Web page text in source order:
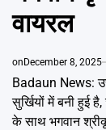
वायरल
onDecember 8, 2025
Badaun News:
सुर्खियों में बनी हुई
के साथ भगवान